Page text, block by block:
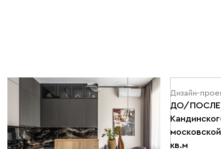
Дизайн-проекты | 10.06.2026
уютный серый интерьер для
семьи с ребенком
Дизайн-
ДО/ПОСЛЕ:
кв.м